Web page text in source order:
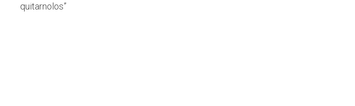
quitarnolos”